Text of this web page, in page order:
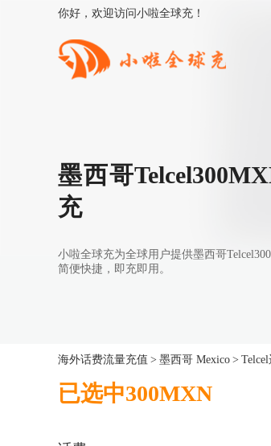
你好，欢迎访问小啦全球充！
墨西哥
充
小啦全球充为全球用户提供墨西哥
简便快捷，即充即用。
海外话费流量充值 > 墨西哥 Mexico >
已选中300MXN